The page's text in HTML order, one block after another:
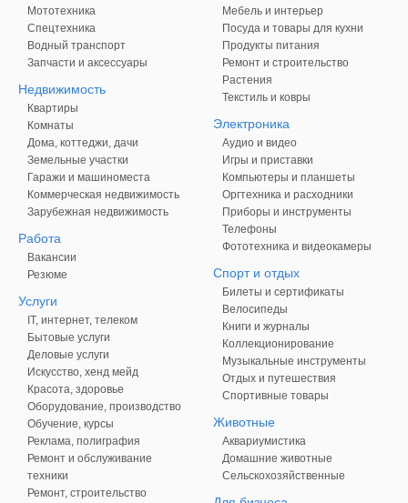
Мототехника
Спецтехника
Водный транспорт
Запчасти и аксессуары
Недвижимость
Квартиры
Комнаты
Дома, коттеджи, дачи
Земельные участки
Гаражи и машиноместа
Коммерческая недвижимость
Зарубежная недвижимость
Работа
Вакансии
Резюме
Услуги
IT, интернет, телеком
Бытовые услуги
Деловые услуги
Искусство, хенд мейд
Красота, здоровье
Оборудование, производство
Обучение, курсы
Реклама, полиграфия
Ремонт и обслуживание
техники
Ремонт, строительство
Мебель и интерьер
Посуда и товары для кухни
Продукты питания
Ремонт и строительство
Растения
Текстиль и ковры
Электроника
Аудио и видео
Игры и приставки
Компьютеры и планшеты
Оргтехника и расходники
Приборы и инструменты
Телефоны
Фототехника и видеокамеры
Спорт и отдых
Билеты и сертификаты
Велосипеды
Книги и журналы
Коллекционирование
Музыкальные инструменты
Отдых и путешествия
Спортивные товары
Животные
Аквариумистика
Домашние животные
Сельскохозяйственные